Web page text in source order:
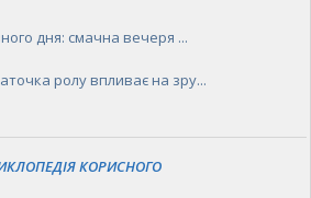
дня: смачна вечеря ...
ролу впливає на зру...
КОРИСНОГО